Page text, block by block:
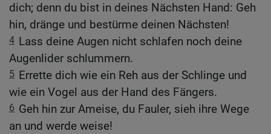
dich; denn du bist in deines Nächsten Hand: Geh
hin, dränge und bestürme deinen Nächsten!
4 Lass deine Augen nicht schlafen noch deine
Augenlider schlummern.
5 Errette dich wie ein Reh aus der Schlinge und
wie ein Vogel aus der Hand des Fängers.
6 Geh hin zur Ameise, du Fauler, sieh ihre Wege
an und werde weise!